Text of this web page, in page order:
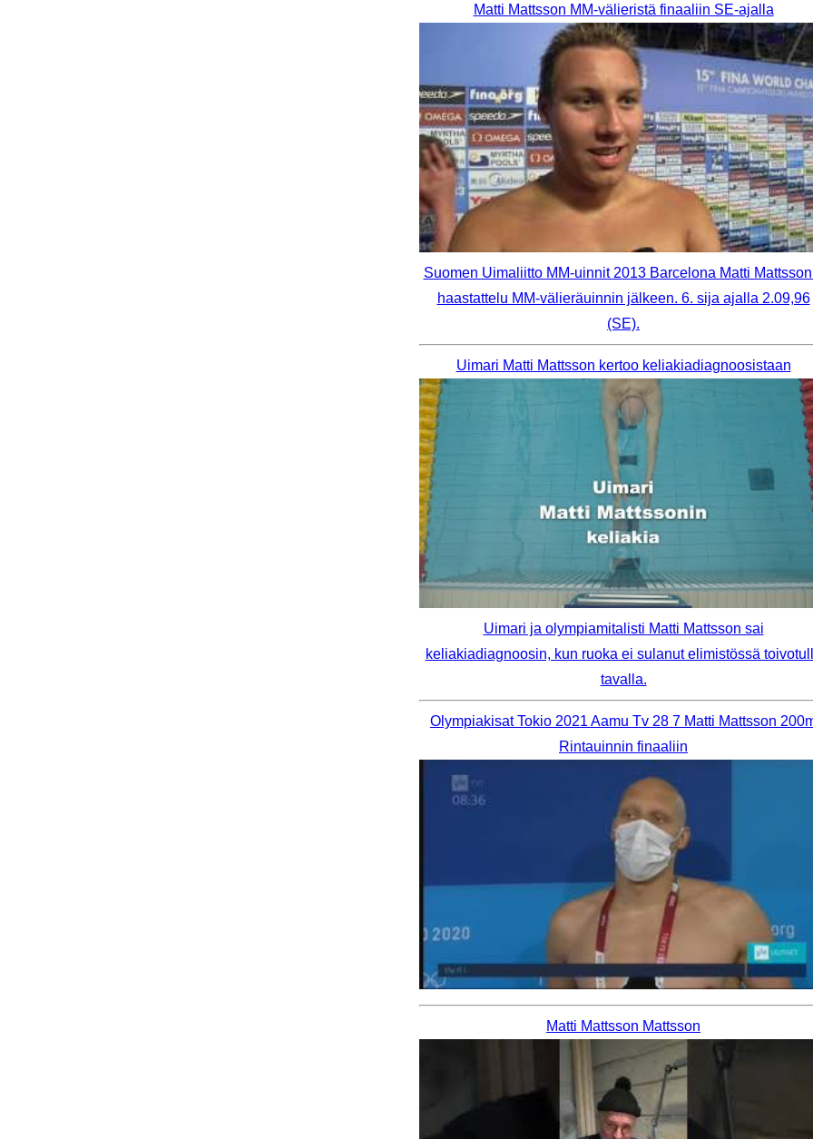
Matti Mattsson MM-välieristä finaaliin SE-ajalla
Suomen Uimaliitto MM-uinnit 2013 Barcelona Matti
haastattelu MM-välieräuinnin jälkeen. 6. sija ajalla 2.09,96
(SE).
Uimari Matti Mattsson kertoo keliakiadiagnoosistaan
Uimari ja olympiamitalisti Matti Mattsson sai
keliakiadiagnoosin, kun ruoka ei sulanut elimistössä
tavalla.
Olympiakisat Tokio 2021 Aamu Tv 28 7 Matti Mattsson
Rintauinnin finaaliin
Matti Mattsson Mattsson